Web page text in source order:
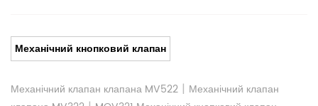
Механічний кнопковий клапан
Механічний клапан клапана MV522 | Механічний клапан